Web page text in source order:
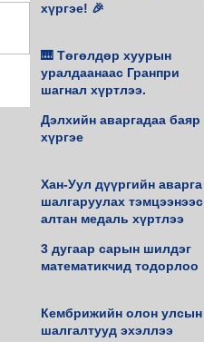
хүргэе! 🎉
🎹 Төгөлдөр хуурын
уралдаанаас Гранпри
шагнал хүртлээ.
Дэлхийн аваргадаа баяр
хүргэе
Хан-Уул дүүргийн аварга
шалгаруулах тэмцээнээс
алтан медаль хүртлээ
3 дугаар сарын шилдэг
математикчид тодорлоо
Кембрижийн олон улсын
шалгалтууд эхэллээ